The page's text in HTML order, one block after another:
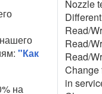
"Как
на
Nozzle
Read/
Read/
Read/
Change
in